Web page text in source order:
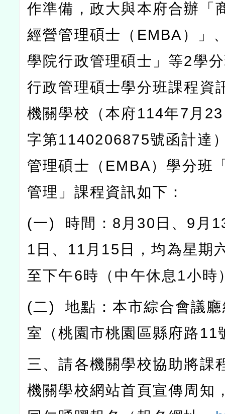
作準備，政大與本府合辦「
經營管理碩士（ EMBA ）」
學院行政管理碩士」等2學
行政管理碩士學分班課程資
機關學校（本府114年7 月 23
字第1140206875號函計達
管理碩士（ EMBA）學分班
管理」課程資訊如下：
(一) 時間： 8 月 30 日、 9 月
1 日、 11 月 15 日，均為星期
至下午6時（中午休息 1小時
(二)地點：本市綜合會議
室（桃園市桃園區縣府路11
三、請各機關學校協助將課
機關學校網站首頁宣傳周知